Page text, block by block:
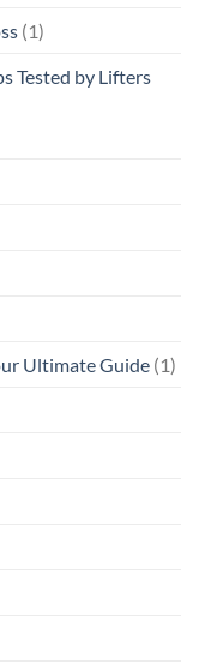
(1)
Tested by Lifters
Ultimate Guide (1)